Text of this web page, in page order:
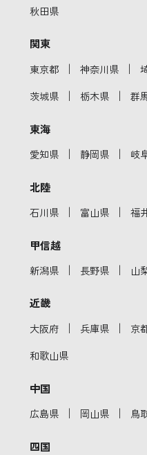
秋田県
関東
東京都 ｜ 神奈川県 ｜
茨城県 ｜ 栃木県 ｜ 群
東海
愛知県 ｜ 静岡県 ｜ 岐
北陸
石川県 ｜ 富山県 ｜ 福
甲信越
新潟県 ｜ 長野県 ｜ 山
近畿
大阪府 ｜ 兵庫県 ｜ 京
和歌山県
中国
広島県 ｜ 岡山県 ｜ 鳥
四国